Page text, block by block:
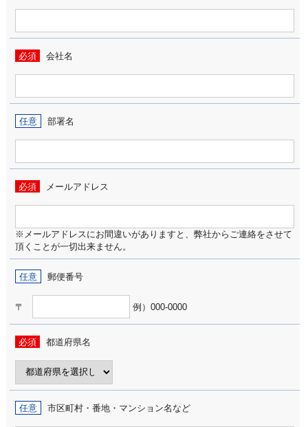
必須 会社名
任意 部署名
必須 メールアドレス
※メールアドレスにお間違いがありますと、弊社からご連絡をさせて
頂くことが一切出来ません。
任意 郵便番号
〒 例）000-0000
必須 都道府県名
任意 市区町村・番地・マンション名など